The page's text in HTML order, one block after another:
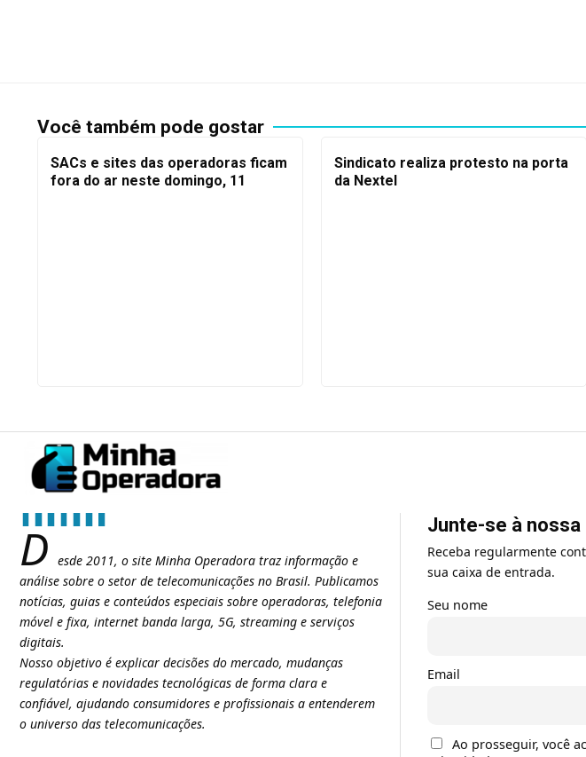
Você também pode gostar
SACs e sites das operadoras ficam
fora do ar neste domingo, 11
Sindicato realiza protesto na porta
da Nextel
D esde 2011, o site Minha Operadora traz informação e
análise sobre o setor de telecomunicações no Brasil. Publicamos
notícias, guias e conteúdos especiais sobre operadoras, telefonia
móvel e fixa, internet banda larga, 5G, streaming e serviços
digitais.
Nosso objetivo é explicar decisões do mercado, mudanças
regulatórias e novidades tecnológicas de forma clara e
confiável, ajudando consumidores e profissionais a entenderem
o universo das telecomunicações.
Junte-se à
Receba regularmente
sua caixa de entrada.
Seu nome
Email
Ao prosseguir, você